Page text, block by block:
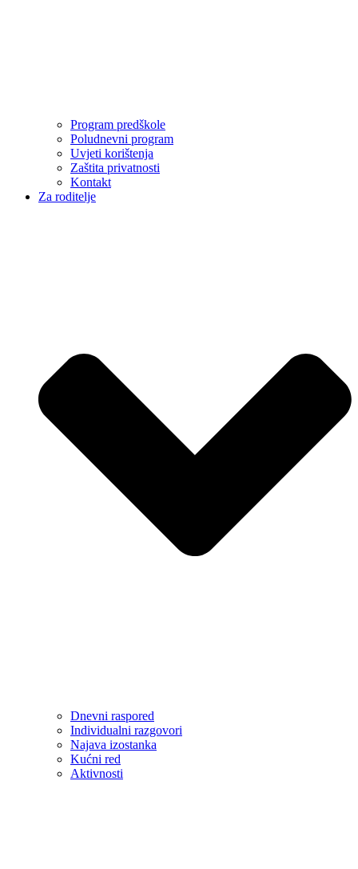
Program predškole
Poludnevni program
Uvjeti korištenja
Zaštita privatnosti
Kontakt
Za roditelje
Dnevni raspored
Individualni razgovori
Najava izostanka
Kućni red
Aktivnosti